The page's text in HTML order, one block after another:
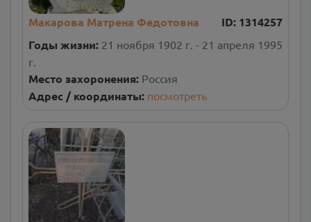
Макарова Матрена Федотовна ID: 1314257
Годы жизни: 21 ноября 1902 г. - 21 апреля 1995
г.
Место захоронения: Россия
Адрес / координаты: посмотреть